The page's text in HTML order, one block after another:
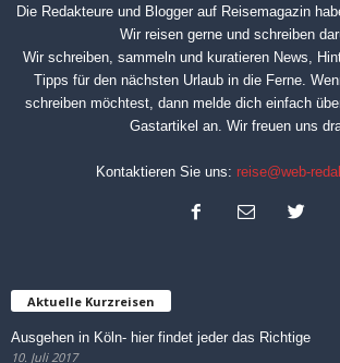
Die Redakteure und Blogger auf Reisemagazin
Wir reisen gerne und schreiben
Wir schreiben, sammeln und kuratieren News,
Tipps für den nächsten Urlaub in die Ferne.
schreiben möchtest, dann melde dich einfach
Gastartikel an. Wir freuen uns
Kontaktieren Sie uns: reise@web-
Aktuelle Kurzreisen
Ausgehen in Köln- hier findet jeder das Richtige
10. Juli 2017